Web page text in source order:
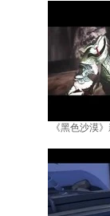
《黑色沙漠